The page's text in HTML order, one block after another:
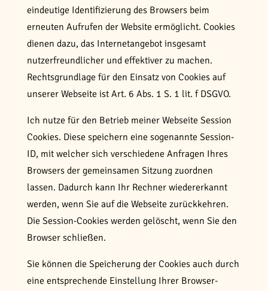
eindeutige Identifizierung des Browsers beim
erneuten Aufrufen der Website ermöglicht. Cookies
dienen dazu, das Internetangebot insgesamt
nutzerfreundlicher und effektiver zu machen.
Rechtsgrundlage für den Einsatz von Cookies auf
unserer Webseite ist Art. 6 Abs. 1 S. 1 lit. f DSGVO.
Ich nutze für den Betrieb meiner Webseite Session
Cookies. Diese speichern eine sogenannte Session-
ID, mit welcher sich verschiedene Anfragen Ihres
Browsers der gemeinsamen Sitzung zuordnen
lassen. Dadurch kann Ihr Rechner wiedererkannt
werden, wenn Sie auf die Webseite zurückkehren.
Die Session-Cookies werden gelöscht, wenn Sie den
Browser schließen.
Sie können die Speicherung der Cookies auch durch
eine entsprechende Einstellung Ihrer Browser-